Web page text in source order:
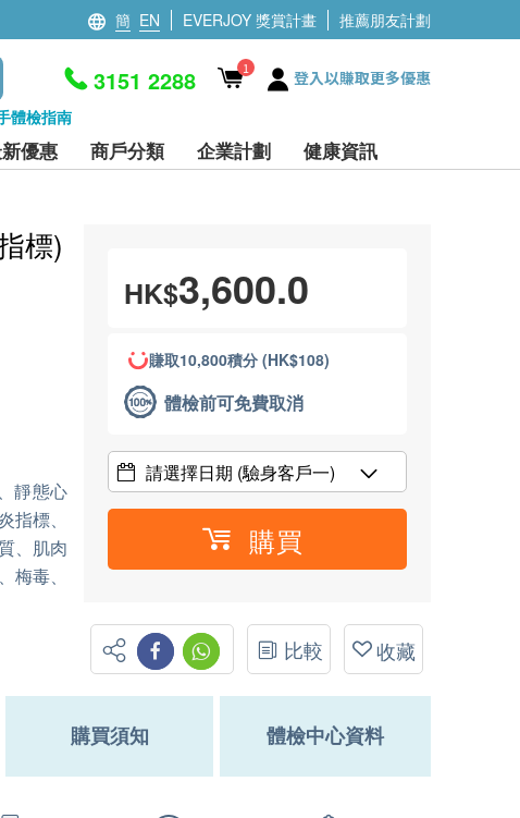
簡 EN EVERJOY 獎賞計畫 推薦朋友計劃
體檢指南
3151 2288 1 登入以賺取更多優惠
優惠 商戶分類 企業計劃 健康資訊
標)
靜態心
標、
、肌肉
毒、
HK$3,600.0
賺取10,800積分 (HK$108)
體檢前可免費取消
請選擇日期 (驗身客戶一)
購買
比較 收藏
購買須知 體檢中心資料